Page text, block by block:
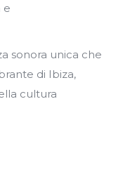
e
sonora unica che
di Ibiza,
cultura